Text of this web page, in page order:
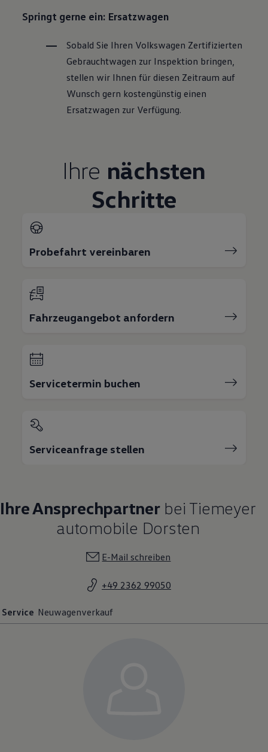
Springt gerne ein: Ersatzwagen
Sobald Sie Ihren Volkswagen Zertifizierten
Gebrauchtwagen zur Inspektion bringen,
stellen wir Ihnen für diesen Zeitraum auf
Wunsch gern kostengünstig einen
Ersatzwagen zur Verfügung.
Ihre nächsten
Schritte
Probefahrt vereinbaren
Fahrzeugangebot anfordern
Servicetermin buchen
Serviceanfrage stellen
Ihre Ansprechpartnerbei Tiemeyer
automobile Dorsten
E-Mail schreiben
+49 2362 99050
Service Neuwagenverkauf